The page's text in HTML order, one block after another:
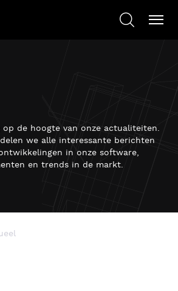
op de hoogte van onze actualiteiten.
we alle interessante berichten
in onze software,
en trends in de markt.